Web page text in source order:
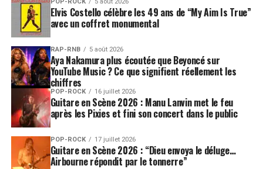
sur les activités et les projets artistiques imaginés pour
célébrer ce passage symbolique vers un avenir imprégné
par un demi-siècle d’histoire de la musique live.
SUJETS ASSOCIÉS: MONTREUX JAZZ FESTIVAL
Elvis Costello célèbre les 49 ans de “My Aim Is True”
avec un coffret monumental
RAP-RNB 5 août 2026
Aya Nakamura plus écoutée que Beyoncé sur
YouTube Music ? Ce que signifient réellement les
chiffres
POP-ROCK 16 juillet 2026
Guitare en Scène 2026 : Manu Lanvin met le feu
après les Pixies et fini son concert dans le public
POP-ROCK 17 juillet 2026
Guitare en Scène 2026 : “Dieu envoya le déluge…
Airbourne répondit par le tonnerre”